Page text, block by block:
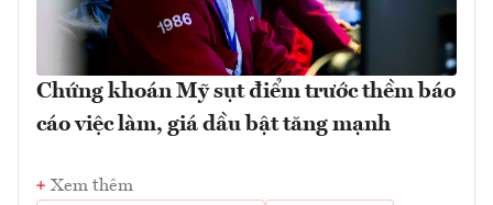
Chứng khoán Mỹ sụt điểm trước thềm báo
cáo việc làm, giá dầu bật tăng mạnh
Xem thêm